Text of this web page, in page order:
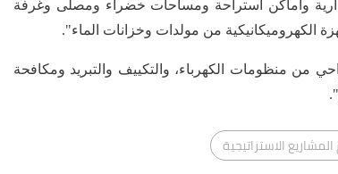
واماكن استراحة ومساحات خضراء ومصلى وغرفة
من مولدات وخزانات الماء".
من منظومات الكهرباء، والتكييف والتبريد ومكافحة
الاستراتيجية